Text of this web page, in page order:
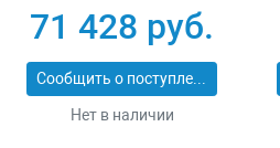
сварки ITIG-200 ACDC
Mix Pulse, 200 А, ПВ
60% Denzel 94319
71 428 руб.
Сообщить о поступлении
Нет в наличии